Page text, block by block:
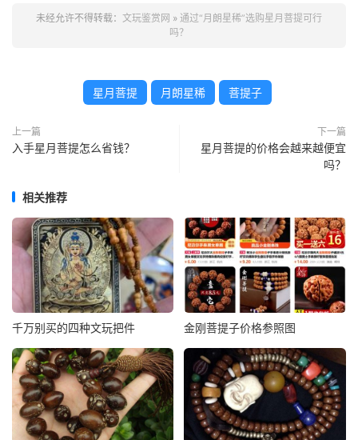
未经允许不得转载： 文玩鉴赏网 » 通过“月朗星稀”选购星月菩提可行
吗？
星月菩提 月朗星稀 菩提子
上一篇
入手星月菩提怎么省钱？
下一篇
星月菩提的价格会越来越便宜
吗？
相关推荐
千万别买的四种文玩把件 金刚菩提子价格参照图